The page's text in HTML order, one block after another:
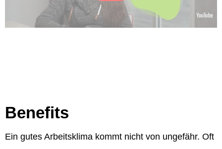
Benefits
Ein gutes Arbeitsklima kommt nicht von ungefähr. Oft